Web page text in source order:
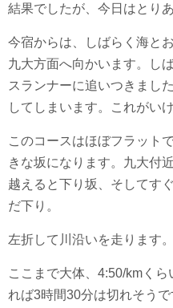
結果でしたが、今日はとり
今宿からは、しばらく海と
九大方面へ向かいます。し
スランナーに追いつきまし
してしまいます。これがい
このコースはほぼフラット
きな坂になります。九大付
越えると下り坂、そしてす
だ下り。
左折して川沿いを走ります
ここまで大体、4:50/kmく
れば3時間30分は切れそう